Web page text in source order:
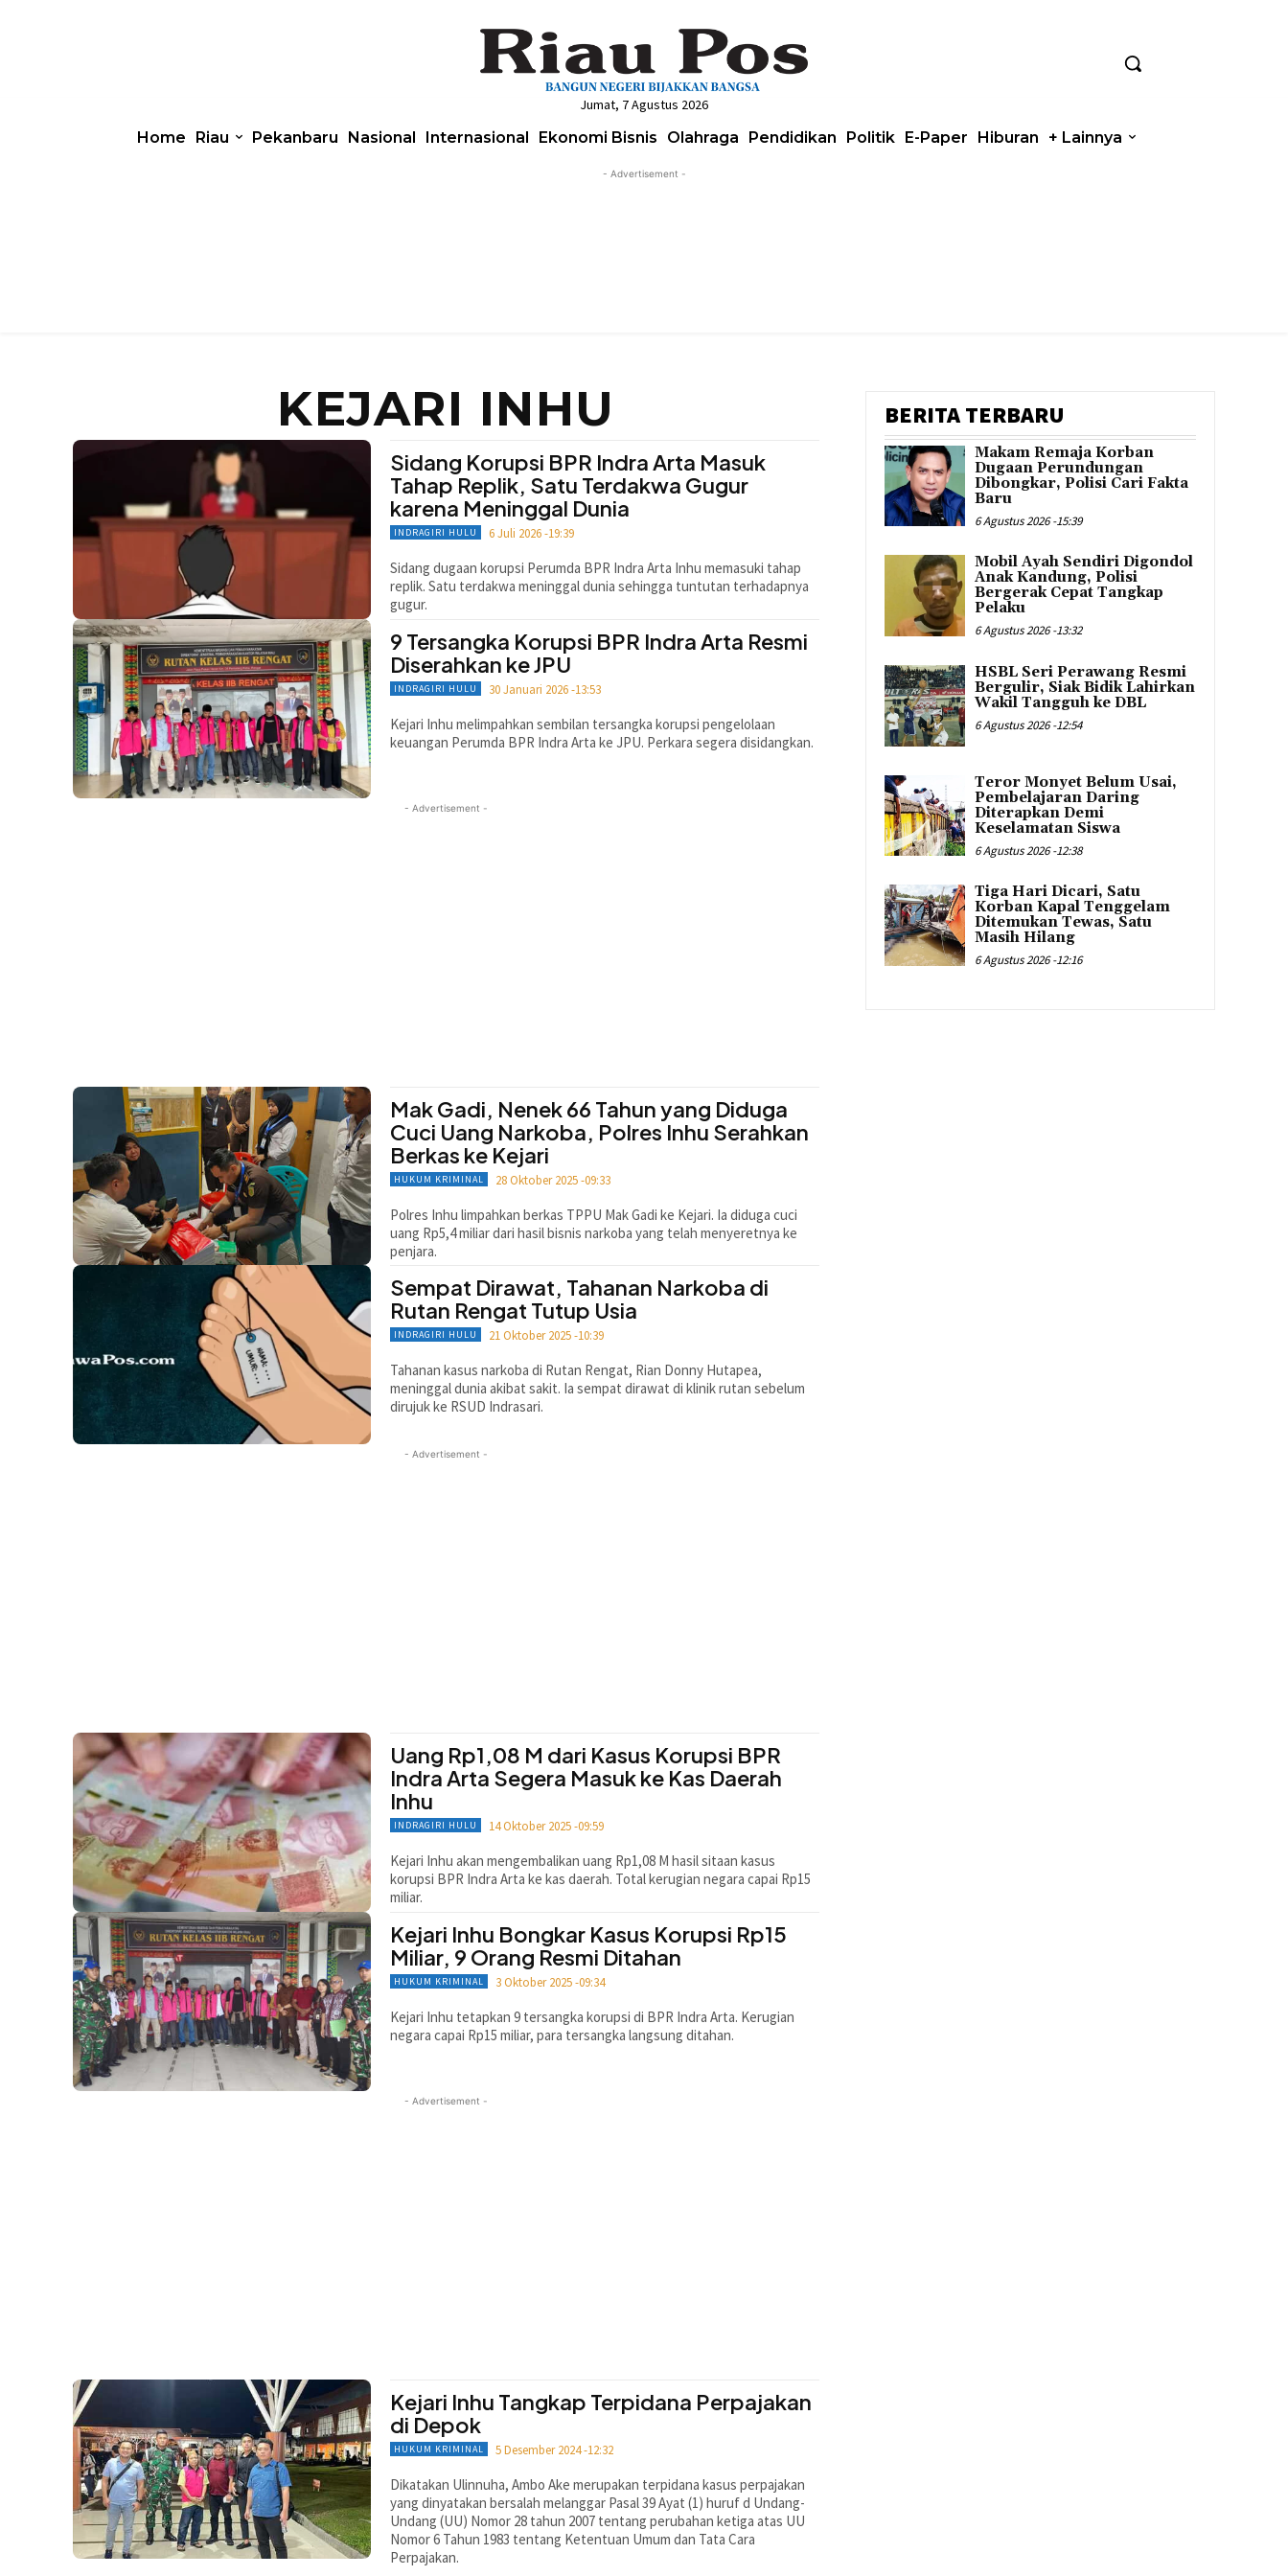
Jumat, 7 Agustus 2026
Home Riau Pekanbaru Nasional Internasional Ekonomi Bisnis Olahraga Pendidikan Politik E-Paper Hiburan + Lainnya
- Advertisement -
KEJARI INHU
Sidang Korupsi BPR Indra Arta Masuk
Tahap Replik, Satu Terdakwa Gugur
karena Meninggal Dunia
INDRAGIRI HULU 6 Juli 2026 -19:39
Sidang dugaan korupsi Perumda BPR Indra Arta Inhu memasuki tahap
replik. Satu terdakwa meninggal dunia sehingga tuntutan terhadapnya
gugur.
9 Tersangka Korupsi BPR Indra Arta Resmi
Diserahkan ke JPU
INDRAGIRI HULU 30 Januari 2026 -13:53
Kejari Inhu melimpahkan sembilan tersangka korupsi pengelolaan
keuangan Perumda BPR Indra Arta ke JPU. Perkara segera disidangkan.
- Advertisement -
Mak Gadi, Nenek 66 Tahun yang Diduga
Cuci Uang Narkoba, Polres Inhu Serahkan
Berkas ke Kejari
HUKUM KRIMINAL 28 Oktober 2025 -09:33
Polres Inhu limpahkan berkas TPPU Mak Gadi ke Kejari. Ia diduga cuci
uang Rp5,4 miliar dari hasil bisnis narkoba yang telah menyeretnya ke
penjara.
Sempat Dirawat, Tahanan Narkoba di
Rutan Rengat Tutup Usia
INDRAGIRI HULU 21 Oktober 2025 -10:39
Tahanan kasus narkoba di Rutan Rengat, Rian Donny Hutapea,
meninggal dunia akibat sakit. Ia sempat dirawat di klinik rutan sebelum
dirujuk ke RSUD Indrasari.
- Advertisement -
Uang Rp1,08 M dari Kasus Korupsi BPR
Indra Arta Segera Masuk ke Kas Daerah
Inhu
INDRAGIRI HULU 14 Oktober 2025 -09:59
Kejari Inhu akan mengembalikan uang Rp1,08 M hasil sitaan kasus
korupsi BPR Indra Arta ke kas daerah. Total kerugian negara capai Rp15
miliar.
Kejari Inhu Bongkar Kasus Korupsi Rp15
Miliar, 9 Orang Resmi Ditahan
HUKUM KRIMINAL 3 Oktober 2025 -09:34
Kejari Inhu tetapkan 9 tersangka korupsi di BPR Indra Arta. Kerugian
negara capai Rp15 miliar, para tersangka langsung ditahan.
- Advertisement -
Kejari Inhu Tangkap Terpidana Perpajakan
di Depok
HUKUM KRIMINAL 5 Desember 2024 -12:32
Dikatakan Ulinnuha, Ambo Ake merupakan terpidana kasus perpajakan
yang dinyatakan bersalah melanggar Pasal 39 Ayat (1) huruf d Undang-
Undang (UU) Nomor 28 tahun 2007 tentang perubahan ketiga atas UU
Nomor 6 Tahun 1983 tentang Ketentuan Umum dan Tata Cara
Perpajakan.
BERITA TERBARU
Makam Remaja Korban
Dugaan Perundungan
Dibongkar, Polisi Cari Fakta
Baru
6 Agustus 2026 -15:39
Mobil Ayah Sendiri Digondol
Anak Kandung, Polisi
Bergerak Cepat Tangkap
Pelaku
6 Agustus 2026 -13:32
HSBL Seri Perawang Resmi
Bergulir, Siak Bidik Lahirkan
Wakil Tangguh ke DBL
6 Agustus 2026 -12:54
Teror Monyet Belum Usai,
Pembelajaran Daring
Diterapkan Demi
Keselamatan Siswa
6 Agustus 2026 -12:38
Tiga Hari Dicari, Satu
Korban Kapal Tenggelam
Ditemukan Tewas, Satu
Masih Hilang
6 Agustus 2026 -12:16